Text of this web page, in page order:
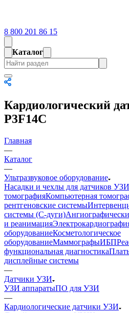
8 800 201 86 15
Каталог
Кардиологический
P3F14C
Главная
—
Каталог
—
Ультразвуковое оборудование
Насадки и чехлы для датчиков УЗИ
томографияКомпьютерная
рентгеновские системы
системы (С-дуги)
и реанимация
оборудованиеКосметологическое
оборудованиеМаммографыИБП
функциональная диагностика
дисплейные системы
—
Датчики УЗИ
УЗИ аппаратыПО для УЗИ
—
Кардиологические датчики УЗИ